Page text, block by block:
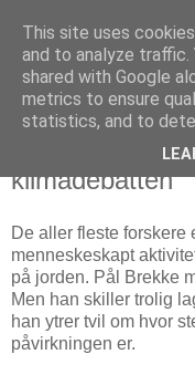
27 februar 2008
Solforskeren
klimadebatten
De aller fleste forskere
menneskeskapt
på jorden. Pål Brekke
Men han skiller trolig
han ytrer tvil om hvor
påvirkningen er.
This site uses
and to analyze traffic.
shared with Google
metrics to ensure
statistics, and to